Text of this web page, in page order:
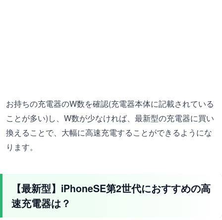
お持ちの充電器のW数を確認(充電器本体に記載されている
ことが多い)し、W数が少なければ、最新型の充電器に買い
換えることで、大幅に高速充電することができるようにな
ります。
【最新型】iPhoneSE第2世代におすすめの高
速充電器は？